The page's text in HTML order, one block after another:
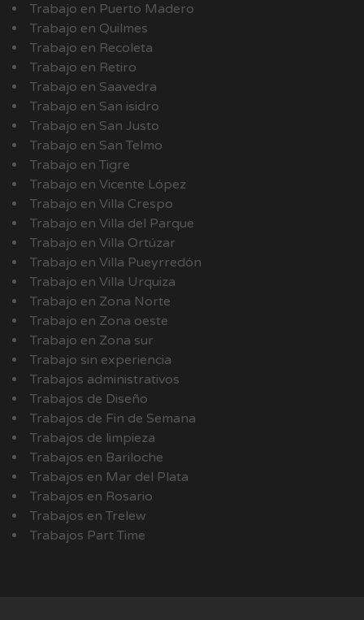
Trabajo en Puerto Madero
Trabajo en Quilmes
Trabajo en Recoleta
Trabajo en Retiro
Trabajo en Saavedra
Trabajo en San isidro
Trabajo en San Justo
Trabajo en San Telmo
Trabajo en Tigre
Trabajo en Vicente López
Trabajo en Villa Crespo
Trabajo en Villa del Parque
Trabajo en Villa Ortúzar
Trabajo en Villa Pueyrredón
Trabajo en Villa Urquiza
Trabajo en Zona Norte
Trabajo en Zona oeste
Trabajo en Zona sur
Trabajo sin experiencia
Trabajos administrativos
Trabajos de Diseño
Trabajos de Fin de Semana
Trabajos de limpieza
Trabajos en Bariloche
Trabajos en Mar del Plata
Trabajos en Rosario
Trabajos en Trelew
Trabajos Part Time